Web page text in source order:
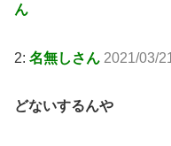
ん
2: 名無しさん 2021/03/
どないするんや